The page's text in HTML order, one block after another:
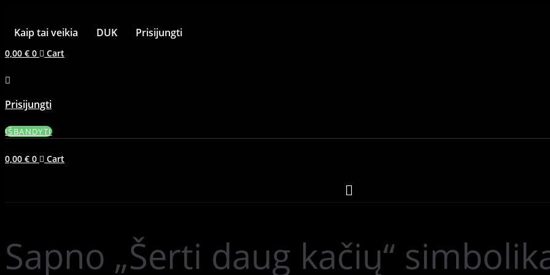
Kaip tai veikia DUK Prisijungti
0,00 € 0 Cart
Prisijungti
IŠBANDYTI
0,00 € 0 Cart
Sapno „Šerti daug kačių“